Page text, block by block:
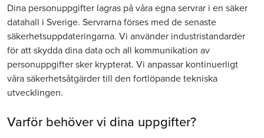
Dina personuppgifter lagras på våra egna servrar i en säker
datahall i Sverige. Servrarna förses med de senaste
säkerhetsuppdateringarna. Vi använder industristandarder
för att skydda dina data och all kommunikation av
personuppgifter sker krypterat. Vi anpassar kontinuerligt
våra säkerhetsåtgärder till den fortlöpande tekniska
utvecklingen.
Varför behöver vi dina uppgifter?